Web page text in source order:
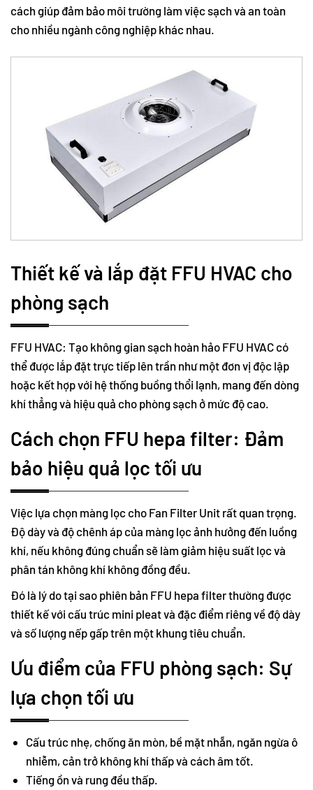
cách giúp đảm bảo môi trường làm việc sạch và an toàn
cho nhiều ngành công nghiệp khác nhau.
Thiết kế và lắp đặt FFU HVAC cho
phòng sạch
FFU HVAC: Tạo không gian sạch hoàn hảo FFU HVAC có
thể được lắp đặt trực tiếp lên trần như một đơn vị độc lập
hoặc kết hợp với hệ thống buồng thổi lạnh, mang đến dòng
khí thẳng và hiệu quả cho phòng sạch ở mức độ cao.
Cách chọn FFU hepa filter: Đảm
bảo hiệu quả lọc tối ưu
Việc lựa chọn màng lọc cho Fan Filter Unit rất quan trọng.
Độ dày và độ chênh áp của màng lọc ảnh hưởng đến luồng
khí, nếu không đúng chuẩn sẽ làm giảm hiệu suất lọc và
phân tán không khí không đồng đều.
Đó là lý do tại sao phiên bản FFU hepa filter thường được
thiết kế với cấu trúc mini pleat và đặc điểm riêng về độ dày
và số lượng nếp gấp trên một khung tiêu chuẩn.
Ưu điểm của FFU phòng sạch: Sự
lựa chọn tối ưu
Cấu trúc nhẹ, chống ăn mòn, bề mặt nhẵn, ngăn ngừa ô
nhiễm, cản trở không khí thấp và cách âm tốt.
Tiếng ồn và rung đều thấp.